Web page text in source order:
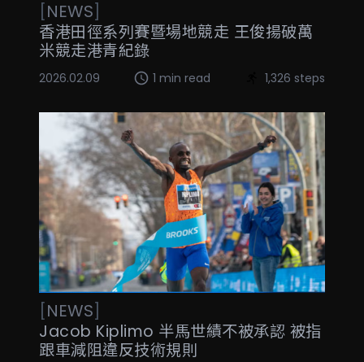
[NEWS]
香港田徑系列賽暨場地競走 王俊揚破萬
米競走港青紀錄
2026.02.09 1 min read 1,326 steps
[NEWS]
Jacob Kiplimo 半馬世績不被承認 被指
跟車減阻違反技術規則